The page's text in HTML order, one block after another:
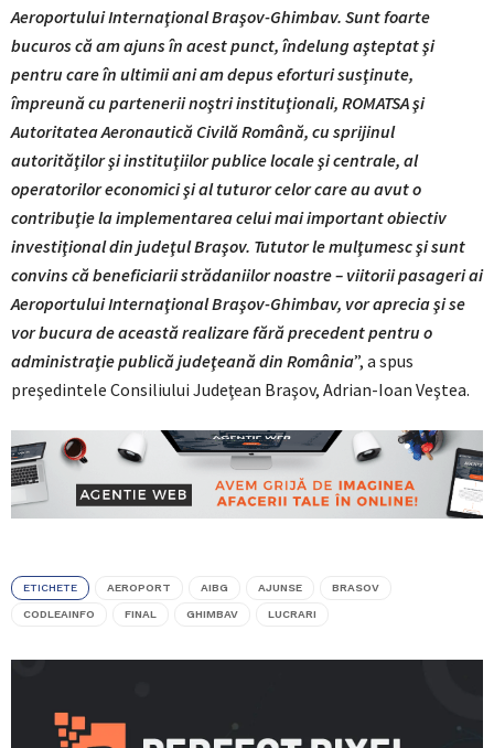
Aeroportului Internaţional Braşov-Ghimbav. Sunt foarte
bucuros că am ajuns în acest punct, îndelung aşteptat şi
pentru care în ultimii ani am depus eforturi susţinute,
împreună cu partenerii noştri instituţionali, ROMATSA şi
Autoritatea Aeronautică Civilă Română, cu sprijinul
autorităţilor şi instituţiilor publice locale şi centrale, al
operatorilor economici şi al tuturor celor care au avut o
contribuţie la implementarea celui mai important obiectiv
investiţional din judeţul Braşov. Tututor le mulţumesc şi sunt
convins că beneficiarii strădaniilor noastre – viitorii pasageri ai
Aeroportului Internaţional Braşov-Ghimbav, vor aprecia şi se
vor bucura de această realizare fără precedent pentru o
administraţie publică judeţeană din România”, a spus
preşedintele Consiliului Judeţean Braşov, Adrian-Ioan Veştea.
ETICHETE AEROPORT AIBG AJUNSE BRASOV
CODLEAINFO FINAL GHIMBAV LUCRARI